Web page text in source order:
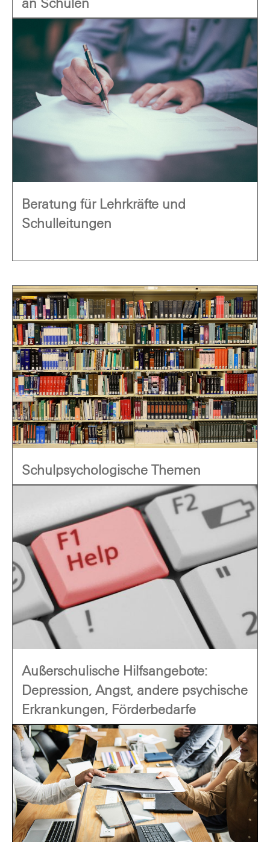
an Schulen
Beratung für Lehrkräfte und
Schulleitungen
Schulpsychologische Themen
Außerschulische Hilfsangebote:
Depression, Angst, andere psychische
Erkrankungen, Förderbedarfe